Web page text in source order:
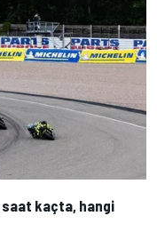
saat kaçta, hangi